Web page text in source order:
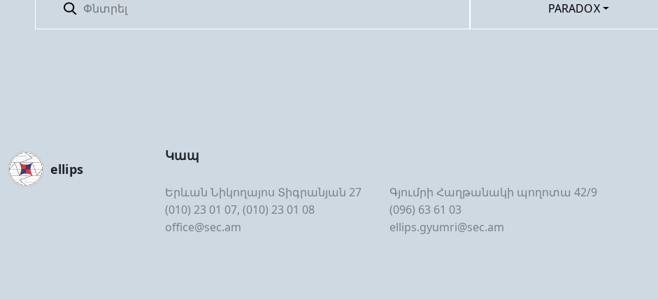
PARADOX
ellips
Կապ
Երևան Նիկողայոս Տիգրանյան 27
(010) 23 01 07, (010) 23 01 08
office@sec.am
Գյումրի Հաղթանակի պողոտա 42/9
(096) 63 61 03
ellips.gyumri@sec.am